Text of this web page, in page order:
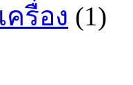
รื่อง (1)